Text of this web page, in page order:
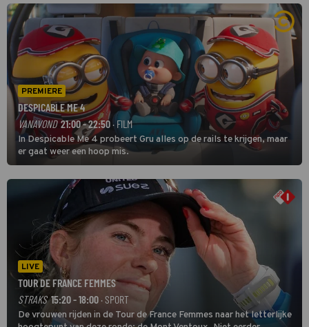
PREMIERE
DESPICABLE ME 4
VANAVOND 21:00 - 22:50 · FILM
In Despicable Me 4 probeert Gru alles op de rails te krijgen, maar
er gaat weer een hoop mis.
LIVE
TOUR DE FRANCE FEMMES
STRAKS 15:20 - 18:00 · SPORT
De vrouwen rijden in de Tour de France Femmes naar het letterlijke